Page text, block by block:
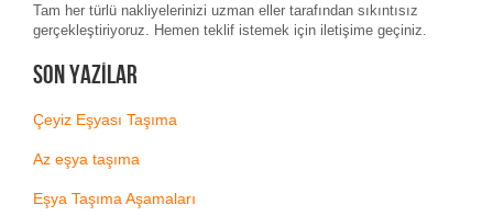
Tam her türlü nakliyelerinizi uzman eller tarafından sıkıntısız
gerçekleştiriyoruz. Hemen teklif istemek için iletişime geçiniz.
Son Yazılar
Çeyiz Eşyası Taşıma
Az eşya taşıma
Eşya Taşıma Aşamaları